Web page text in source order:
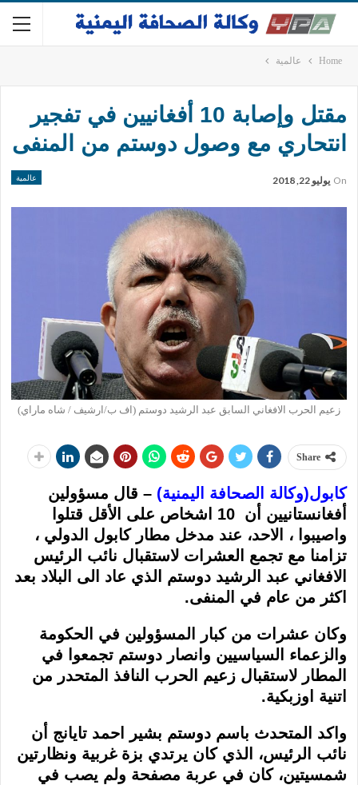
Home عالمية
مقتل وإصابة 10 أفغانيين في تفجير
انتحاري مع وصول دوستم من المنفى
عالمية On يوليو 22, 2018
زعيم الحرب الافغاني السابق عبد الرشيد دوستم (اف ب/ارشيف / شاه ماراي)
Share
كابول(وكالة الصحافة اليمنية) – قال مسؤولين
أفغانستانيين أن 10 اشخاص على الأقل قتلوا
واصيبوا ، الاحد، عند مدخل مطار كابول الدولي ،
تزامنا مع تجمع العشرات لاستقبال نائب الرئيس
الافغاني عبد الرشيد دوستم الذي عاد الى البلاد بعد
اكثر من عام في المنفى.
وكان عشرات من كبار المسؤولين في الحكومة
والزعماء السياسيين وانصار دوستم تجمعوا في
المطار لاستقبال زعيم الحرب النافذ المتحدر من
اتنية اوزبكية.
واكد المتحدث باسم دوستم بشير احمد تايانج أن
نائب الرئيس، الذي كان يرتدي بزة غربية ونظارتين
شمسيتين، كان في عربة مصفحة ولم يصب في